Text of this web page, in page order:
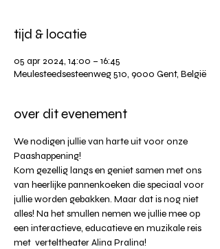
tijd & locatie
05 apr 2024, 14:00 – 16:45
Meulesteedsesteenweg 510, 9000 Gent, België
over dit evenement
We nodigen jullie van harte uit voor onze
Paashappening!
Kom gezellig langs en geniet samen met ons
van heerlijke pannenkoeken die speciaal voor
jullie worden gebakken. Maar dat is nog niet
alles! Na het smullen nemen we jullie mee op
een interactieve, educatieve en muzikale reis
met  verteltheater Alina Pralina!